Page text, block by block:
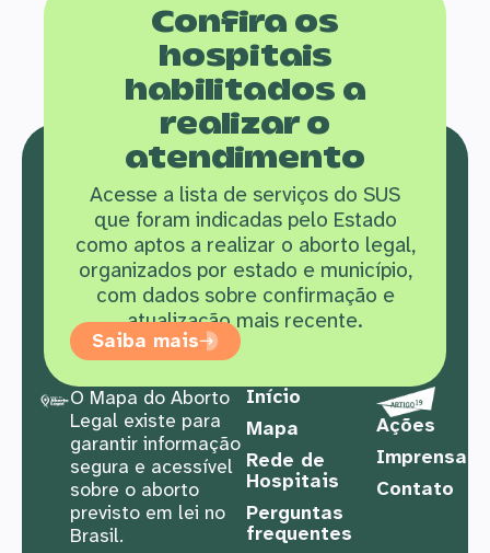
Confira os
hospitais
habilitados a
realizar o
atendimento
Acesse a lista de serviços do SUS
que foram indicadas pelo Estado
como aptos a realizar o aborto legal,
organizados por estado e município,
com dados sobre confirmação e
atualização mais recente.
Saiba mais
O Mapa do Aborto
Legal existe para
garantir informação
segura e acessível
sobre o aborto
previsto em lei no
Brasil.
Início
Mapa
Rede de
Hospitais
Perguntas
frequentes
Ações
Imprensa
Contato